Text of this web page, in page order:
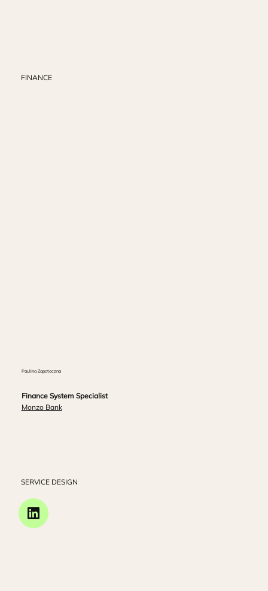
FINANCE
Paulina Zapotoczna
Finance System Specialist
Monzo Bank
SERVICE DESIGN